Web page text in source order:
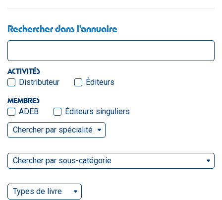
Rechercher dans l'annuaire
ACTIVITÉS
Distributeur Éditeurs
MEMBRES
ADEB
Éditeurs singuliers
Chercher par spécialité
Chercher par sous-catégorie
Types de livre